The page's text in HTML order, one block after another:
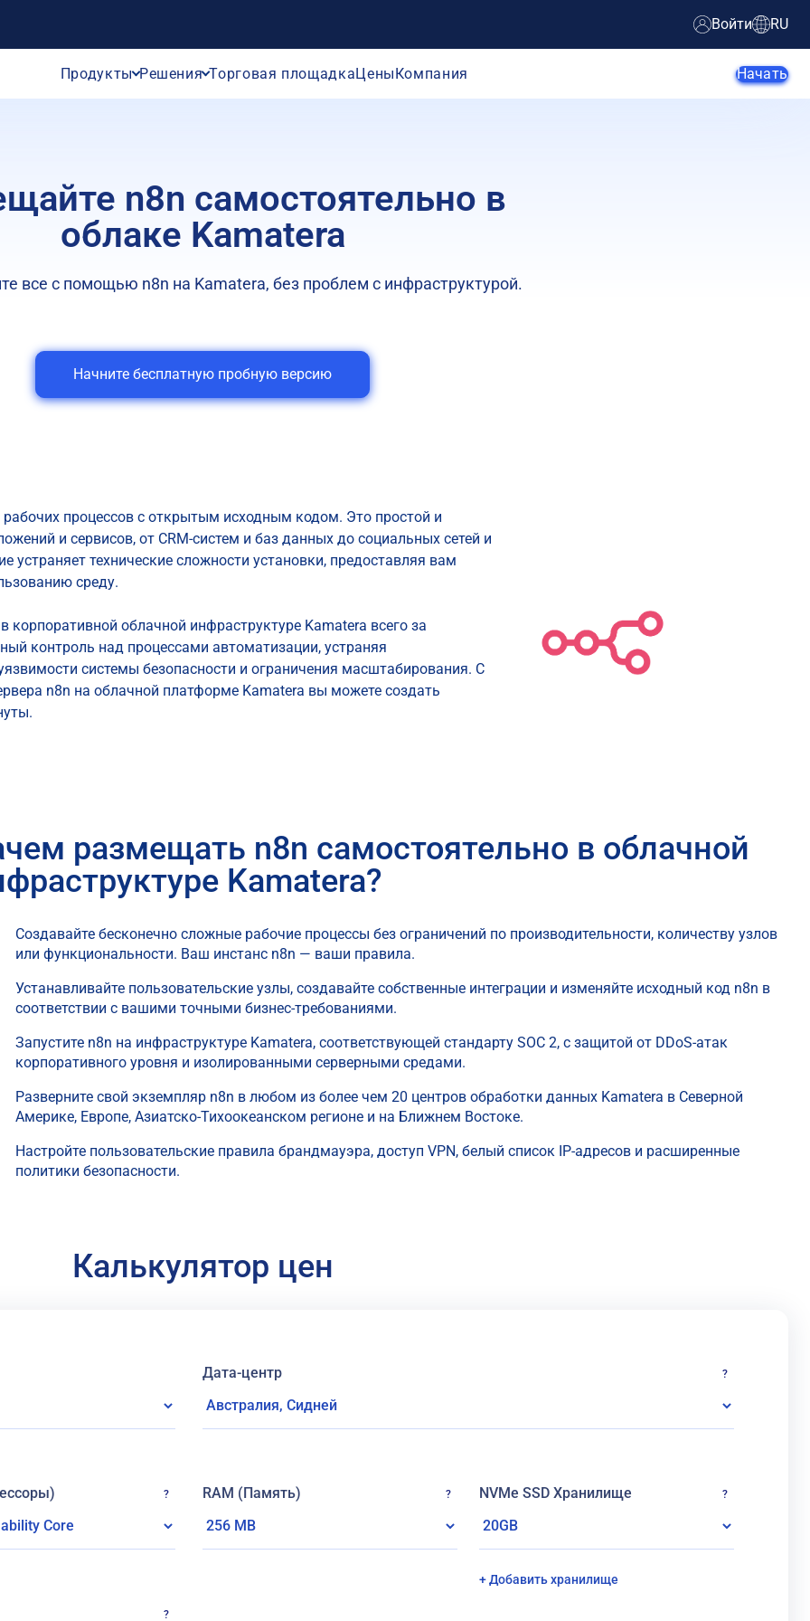
Войти RU
Продукты Решения
Агенты ИИ
бизнес
Торговая площадкаЦеныКомпания Начать
n8n самостоятельно в
облаке Kamatera
все с помощью n8n на Kamatera, без проблем с инфраструктурой.
Начните бесплатную пробную версию
процессов с открытым исходным кодом. Это простой и
и сервисов, от CRM-систем и баз данных до социальных сетей и
технические сложности установки, предоставляя вам
среду.
корпоративной облачной инфраструктуре Kamatera всего за
контроль над процессами автоматизации, устраняя
системы безопасности и ограничения масштабирования. С
n8n на облачной платформе Kamatera вы можете создать
размещать n8n самостоятельно в облачной
Kamatera?
Создавайте бесконечно сложные рабочие процессы без ограничений по производительности, количеству узлов
или функциональности. Ваш инстанс n8n — ваши правила.
Устанавливайте пользовательские узлы, создавайте собственные интеграции и изменяйте исходный код n8n в
соответствии с вашими точными бизнес-требованиями.
Запустите n8n на инфраструктуре Kamatera, соответствующей стандарту SOC 2, с защитой от DDoS-атак
корпоративного уровня и изолированными серверными средами.
Разверните свой экземпляр n8n в любом из более чем 20 центров обработки данных Kamatera в Северной
Америке, Европе, Азиатско-Тихоокеанском регионе и на Ближнем Востоке.
Настройте пользовательские правила брандмауэра, доступ VPN, белый список IP-адресов и расширенные
политики безопасности.
Калькулятор цен
?
?
Дата-центр ?
RAM (Память) ? NVMe SSD Хранилище ?
+ Добавить хранилище